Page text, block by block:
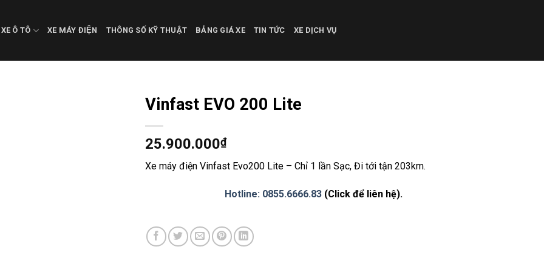
XE Ô TÔ XE MÁY ĐIỆN THÔNG SỐ KỸ THUẬT BẢNG GIÁ XE TIN TỨC XE DỊCH VỤ
Vinfast EVO 200 Lite
25.900.000₫
Xe máy điện Vinfast Evo200 Lite – Chỉ 1 lần Sạc, Đi tới tận 203km.
Hotline: 0855.6666.83 (Click để liên hệ).